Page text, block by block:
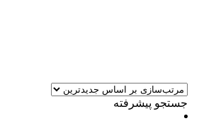
جستجو پیشرفته